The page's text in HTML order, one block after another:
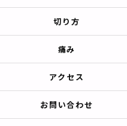
切り方
痛み
アクセス
お問い合わせ